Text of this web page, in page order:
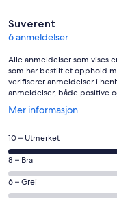
Anmeldelser
Suverent
6 anmeldelser
Alle anmeldelser som vises
som har bestilt et opphold
verifiserer anmeldelser i
anmeldelser, både positive
Mer informasjon
Åpnes
et
nytt
vindu
Rangering
på
10
−
10 – Utmerket
Rangering
på
8
8 – Bra
Rangering
6 – Grei